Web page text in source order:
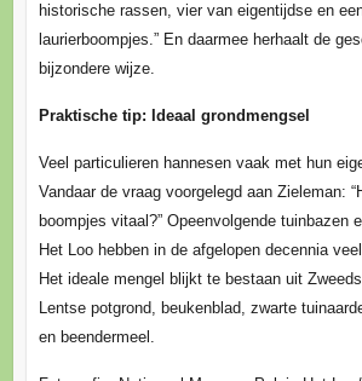
historische rassen, vier van eigentijdse en
laurierboompjes.” En daarmee herhaalt de
bijzondere wijze.
Praktische tip: Ideaal grondmengsel
Veel particulieren hannesen vaak met hun
Vandaar de vraag voorgelegd aan Zieleman:
boompjes vitaal?” Opeenvolgende tuinbazen
Het Loo hebben in de afgelopen decennia
Het ideale mengel blijkt te bestaan uit
Lentse potgrond, beukenblad, zwarte
en beendermeel.